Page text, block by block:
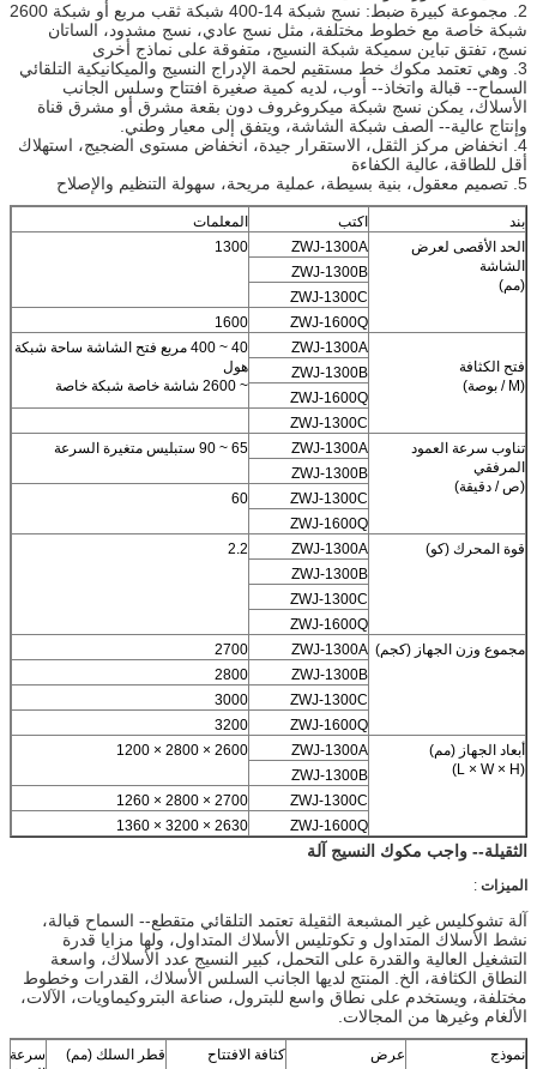
2. مجموعة كبيرة ضبط: نسج شبكة 14-400 شبكة ثقب مربع أو شبكة 2600
شبكة خاصة مع خطوط مختلفة، مثل نسج عادي، نسج مشدود، الساتان
نسج، تفتق تباين سميكة شبكة النسيج، متفوقة على نماذج أخرى
3. وهي تعتمد مكوك خط مستقيم لحمة الإدراج النسيج والميكانيكية التلقائي
السماح-- قبالة واتخاذ-- أوب، لديه كمية صغيرة افتتاح وسلس الجانب
الأسلاك، يمكن نسج شبكة ميكروغروف دون بقعة مشرق أو مشرق قناة
وإنتاج عالية-- الصف شبكة الشاشة، ويتفق إلى معيار وطني.
4. انخفاض مركز الثقل، الاستقرار جيدة، انخفاض مستوى الضجيج، استهلاك
أقل للطاقة، عالية الكفاءة
5. تصميم معقول، بنية بسيطة، عملية مريحة، سهولة التنظيم والإصلاح
بند اكتب
المعلمات
الحد الأقصى لعرض
الشاشة
(مم)
ZWJ-1300A
1300
ZWJ-1300B
ZWJ-1300C
ZWJ-1600Q
1600
فتح الكثافة
(M / بوصة)
ZWJ-1300A
40 ~ 400 مربع فتح الشاشة ساحة شبكة
هول
~ 2600 شاشة خاصة شبكة خاصة
ZWJ-1300B
ZWJ-1600Q
ZWJ-1300C
تناوب سرعة العمود
المرفقي
(ص / دقيقة)
ZWJ-1300A
65 ~ 90 ستبليس متغيرة السرعة
ZWJ-1300B
ZWJ-1300C
60
ZWJ-1600Q
قوة المحرك (كو)
ZWJ-1300A
2.2
ZWJ-1300B
ZWJ-1300C
ZWJ-1600Q
مجموع وزن الجهاز (كجم) ZWJ-1300A
2700
ZWJ-1300B
2800
ZWJ-1300C
3000
ZWJ-1600Q
3200
أبعاد الجهاز (مم)
(L × W × H)
ZWJ-1300A
2600 × 2800 × 1200
ZWJ-1300B
ZWJ-1300C
2700 × 2800 × 1260
ZWJ-1600Q
2630 × 3200 × 1360
الثقيلة-- واجب مكوك النسيج آلة
الميزات :
آلة تشوكليس غير المشبعة الثقيلة تعتمد التلقائي متقطع-- السماح قبالة،
نشط الأسلاك المتداول و تكوتليس الأسلاك المتداول، ولها مزايا قدرة
التشغيل العالية والقدرة على التحمل، كبير النسيج عدد الأسلاك، واسعة
النطاق الكثافة، الخ. المنتج لديها الجانب السلس الأسلاك، القدرات وخطوط
مختلفة، ويستخدم على نطاق واسع للبترول، صناعة البتروكيماويات، الآلات،
الألغام وغيرها من المجالات.
نموذج عرض كثافة الافتتاح قطر السلك (مم)
سرعة